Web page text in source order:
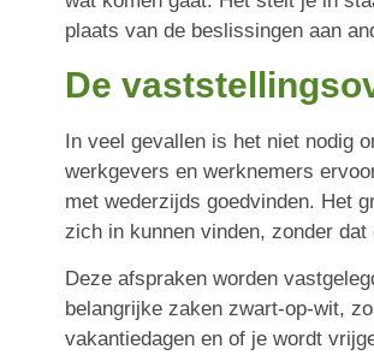
plaats van de beslissingen aan
De
In veel gevallen is het niet nodig
werkgevers en werknemers
met wederzijds goedvinden. Het
zich in kunnen vinden, zonder
Deze afspraken worden
belangrijke zaken zwart-op-wit,
vakantiedagen en of je wordt